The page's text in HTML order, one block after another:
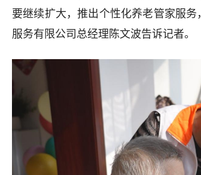
要继续扩大，推出个性化养老管家服
服务有限公司总经理陈文波告诉记者。